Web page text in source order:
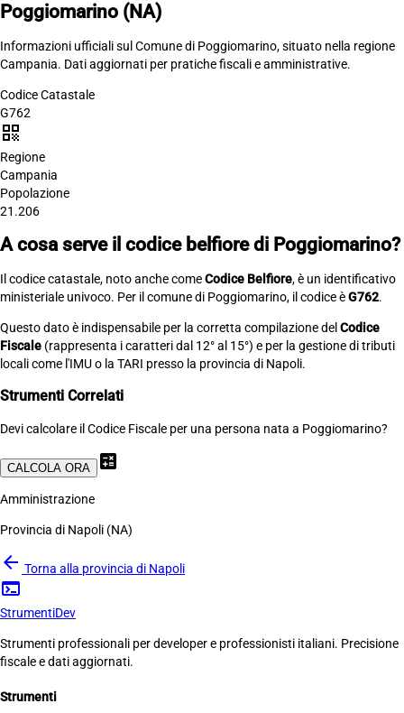
Poggiomarino (NA)
Informazioni ufficiali sul Comune di Poggiomarino, situato nella regione
Campania. Dati aggiornati per pratiche fiscali e amministrative.
Codice Catastale
G762
qr_code
Regione
Campania
Popolazione
21.206
A cosa serve il codice belfiore di Poggiomarino?
Il codice catastale, noto anche comeCodice Belfiore, è un identificativo
ministeriale univoco. Per il comune di Poggiomarino, il codice èG762.
Questo dato è indispensabile per la corretta compilazione del Codice
Fiscale (rappresenta i caratteri dal 12° al 15°) e per la gestione di tributi
locali come l'IMU o la TARI presso la provincia di Napoli.
Strumenti Correlati
Devi calcolare il Codice Fiscale per una persona nata a Poggiomarino?
CALCOLA ORA calculate
Amministrazione
Provincia di Napoli (NA)
arrow_back Torna alla provincia di Napoli
terminal
StrumentiDev
Strumenti professionali per developer e professionisti italiani. Precisione
fiscale e dati aggiornati.
Strumenti